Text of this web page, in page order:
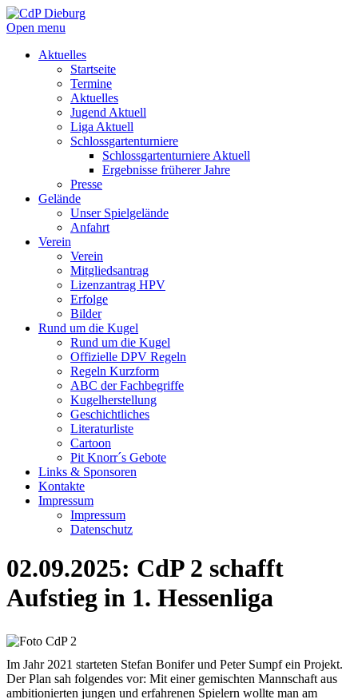
Open menu
Aktuelles
Startseite
Termine
Aktuelles
Jugend Aktuell
Liga Aktuell
Schlossgartenturniere
Schlossgartenturniere Aktuell
Ergebnisse früherer Jahre
Presse
Gelände
Unser Spielgelände
Anfahrt
Verein
Verein
Mitgliedsantrag
Lizenzantrag HPV
Erfolge
Bilder
Rund um die Kugel
Rund um die Kugel
Offizielle DPV Regeln
Regeln Kurzform
ABC der Fachbegriffe
Kugelherstellung
Geschichtliches
Literaturliste
Cartoon
Pit Knorr´s Gebote
Links & Sponsoren
Kontakte
Impressum
Impressum
Datenschutz
02.09.2025: CdP 2 schafft
Aufstieg in 1. Hessenliga
Im Jahr 2021 starteten Stefan Bonifer und Peter Sumpf ein Projekt.
Der Plan sah folgendes vor: Mit einer gemischten Mannschaft aus
ambitionierten jungen und erfahrenen Spielern wollte man am